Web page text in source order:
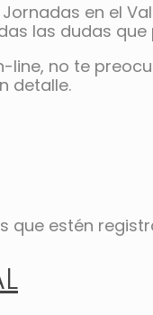
en el
las dudas
line, no te
detalle.
que estén